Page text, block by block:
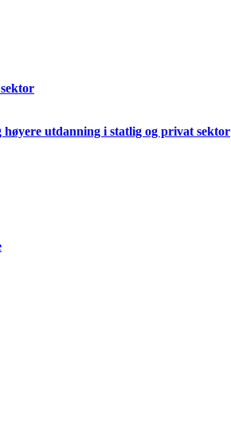
utdanning i statlig og privat sektor